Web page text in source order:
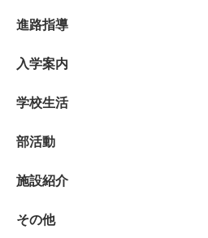
進路指導
入学案内
学校生活
部活動
施設紹介
その他